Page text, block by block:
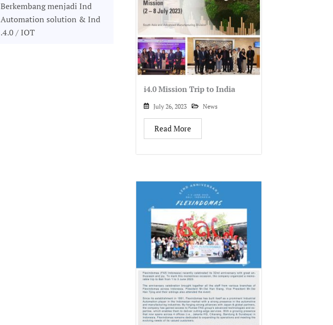
Berkembang menjadi Ind
Automation solution & Ind
.4.0 / IOT
i4.0 Mission Trip to India
July 26, 2023 News
Read More